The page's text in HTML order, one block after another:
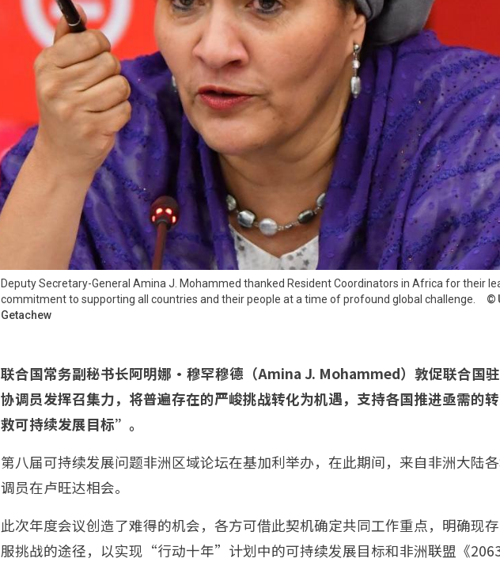
Deputy Secretary-General Amina J. Mohammed thanked Resident Coordinators in Africa for their
commitment to supporting all countries and their people at a time of profound global challenge.
Getachew
联合国常务副秘书长阿明娜·穆罕穆德（Amina J. Mohammed）敦促联合国
协调员发挥召集力，将普遍存在的严峻挑战转化为机遇，支持各国推进亟需的
救可持续发展目标”。
第八届可持续发展问题非洲区域论坛在基加利举办，在此期间，来自非洲大陆
调员在卢旺达相会。
此次年度会议创造了难得的机会，各方可借此契机确定共同工作重点，明确现
服挑战的途径，以实现“行动十年”计划中的可持续发展目标和非洲联盟《